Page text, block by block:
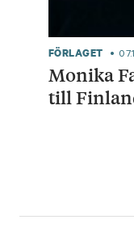
FÖRLAGET
Monika
till